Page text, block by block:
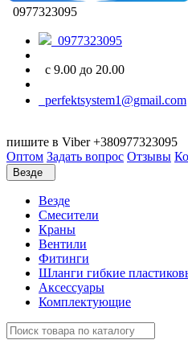
0977323095
0977323095
с 9.00 до 20.00
perfektsystem1@gmail.com
пишите в Viber +380977323095
Оптом Задать вопрос Отзывы
Везде
Везде
Смесители
Краны
Вентили
Фитинги
Шланги гибкие
Аксессуары
Комплектующие